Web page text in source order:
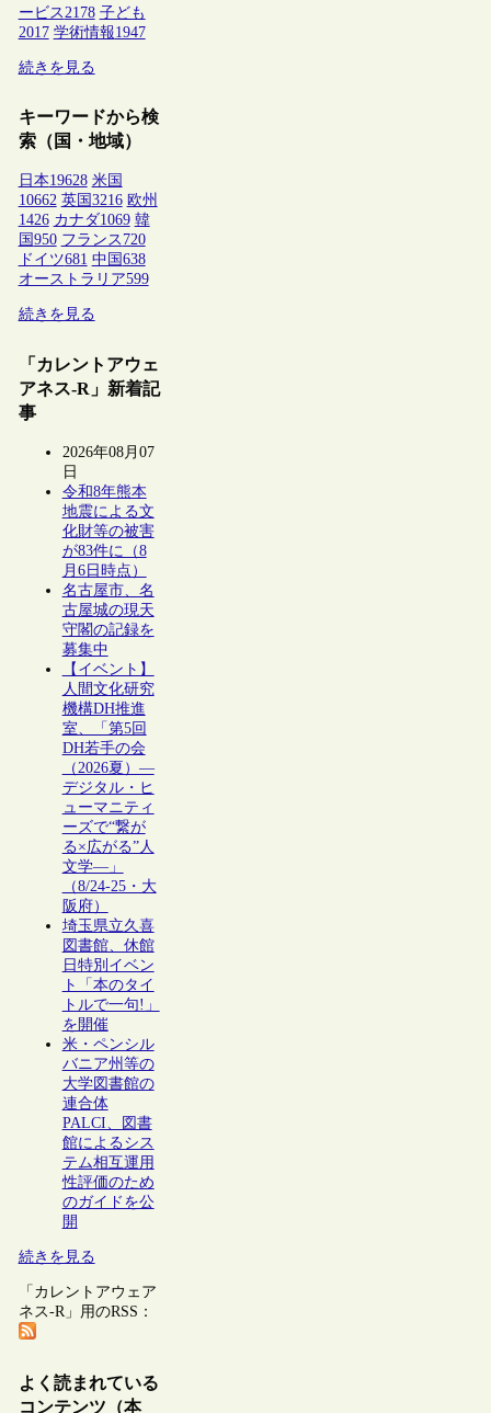
ービス 2178 子ども
2017 学術情報1947
続きを見る
キーワードから検
索（国・地域）
日本19628 米国
10662 英国 3216 欧州
1426 カナダ1069 韓
国 950 フランス 720
ドイツ681 中国 638
オーストラリア599
続きを見る
「カレントアウェ
アネス-R」新着記
事
2026年08月07
日
令和8年熊本
地震による文
化財等の被害
が83件に（8
月6日時点）
名古屋市、名
古屋城の現天
守閣の記録を
募集中
【イベント】
人間文化研究
機構DH推進
室、「第5回
DH若手の会
（2026夏）―
デジタル・ヒ
ューマニティ
ーズで“繋が
る×広がる”人
文学―」
（8/24-25・大
阪府）
埼玉県立久喜
図書館、休館
日特別イベン
ト「本のタイ
トルで一句!」
を開催
米・ペンシル
バニア州等の
大学図書館の
連合体
PALCI、図書
館によるシス
テム相互運用
性評価のため
のガイドを公
開
続きを見る
「カレントアウェア
ネス-R」用のRSS：
よく読まれている
コンテンツ（本